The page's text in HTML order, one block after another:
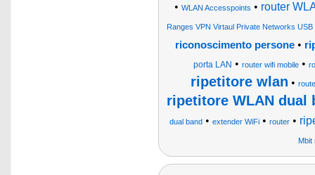
• WLAN Accesspoints • router
Ranges VPN Virtaul Private Networks USB
riconoscimento persone •
porta LAN • router wifi mobile•
ripetitore wlan •
ripetitore WLAN dual
dual band • extender WiFi • router •
Mbit